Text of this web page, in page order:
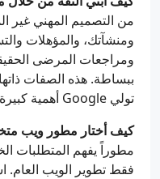
من التصميم المهني غير
ومنشآتك، والمؤهلات
ومراجعات المرضى
ببساطة. هذه الصفات
تولي Google أهمية كبيرة للمصداقية في الرعاية الصحية.
كيف أختار مطور ويب
مطوراً يفهم المتطلبات
فقط تطوير الويب العام.